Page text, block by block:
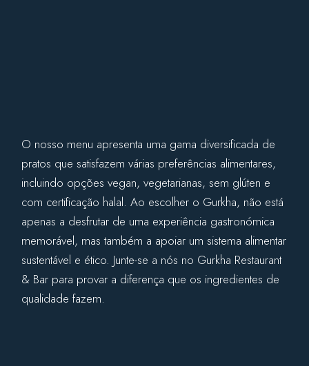
O nosso menu apresenta uma gama diversificada de
pratos que satisfazem várias preferências alimentares,
incluindo opções vegan, vegetarianas, sem glúten e
com certificação halal. Ao escolher o Gurkha, não está
apenas a desfrutar de uma experiência gastronómica
memorável, mas também a apoiar um sistema alimentar
sustentável e ético. Junte-se a nós no Gurkha Restaurant
& Bar para provar a diferença que os ingredientes de
qualidade fazem.